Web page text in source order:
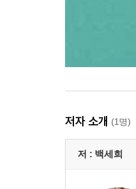
저자 소개 (1명)
저 : 백세희